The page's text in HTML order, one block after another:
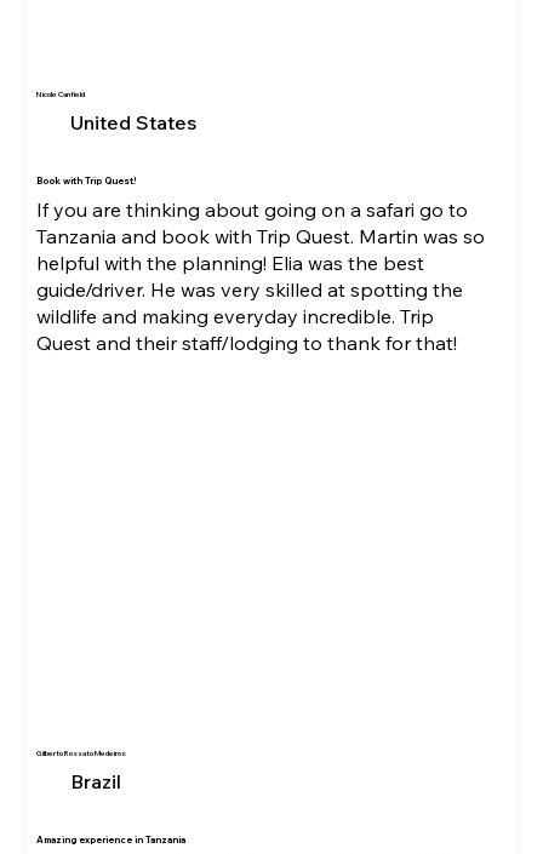
Nicole Canfield
United States
Book with Trip Quest!
If you are thinking about going on a safari go to
Tanzania and book with Trip Quest. Martin was so
helpful with the planning! Elia was the best
guide/driver. He was very skilled at spotting the
wildlife and making everyday incredible. Trip
Quest and their staff/lodging to thank for that!
Gilberto Rossato Medeiros
Brazil
Amazing experience in Tanzania